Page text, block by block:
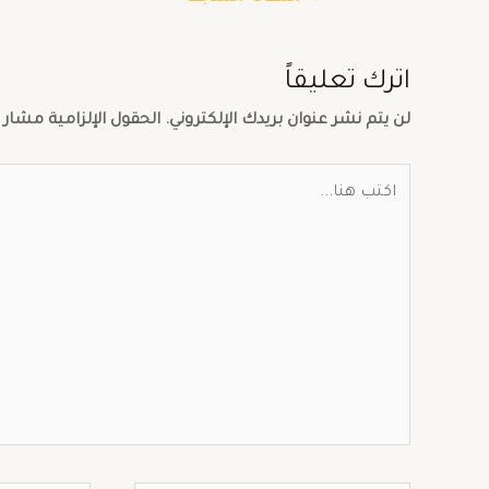
اترك تعليقاً
لن يتم نشر عنوان بريدك الإلكتروني. الحقول الإلزامية مشار